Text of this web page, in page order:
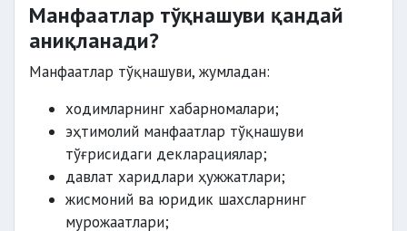
Манфаатлар тўқнашуви қандай
аниқланади?
Манфаатлар тўқнашуви, жумладан:
ходимларнинг хабарномалари;
эҳтимолий манфаатлар тўқнашуви
тўғрисидаги декларациялар;
давлат харидлари ҳужжатлари;
жисмоний ва юридик шахсларнинг
мурожаатлари;